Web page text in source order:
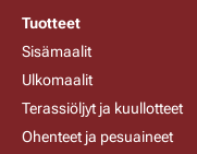
Tuotteet
Sisämaalit
Ulkomaalit
Terassiöljyt ja kuullotteet
Ohenteet ja pesuaineet